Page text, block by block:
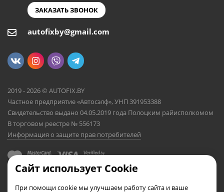
ЗАКАЗАТЬ ЗВОНОК
autofixby@gmail.com
2019 - 2026 © AUTOFIX.BY
Частное предприятие «Автосэлф», УНП 391953388
Свидетельство выдано 04.05.2019 года Полоцким райисполкомом
В торговом реестре № 556173
Информация о защите прав потребителей
Сайт использует Cookie
При помощи cookie мы улучшаем работу сайта и ваше